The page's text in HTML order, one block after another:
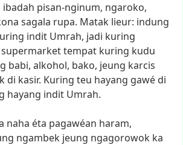
ibadah pisan-nginum, ngaroko,
sagala rupa. Matak lieur: indung
indit Umrah, jadi kuring
supermarkettempat kuring kudu
babi, alkohol, bako, jeung karcis
di kasir. Kuring teu hayang gawé di
hayang indit Umrah.
naha éta pagawéan haram,
ngambek jeung ngagorowok ka